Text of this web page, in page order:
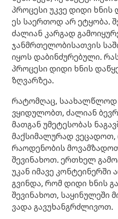
პროცესი უკვე დიდი ხნის
ეს საერთოდ არ ეტყობა.
ძალიან კარგად
ჯანმრთელობისათვის
იყოს დაბინძურებული.
პროცესი დიდი ხნის
ზღვარზეა.
რატომღაც, საახალწლოდ
ვყიდულობთ, ძალიან
მათგან უმეტესობას
მაქსიმალურად ვეცადოთ,
რაოდენობის
შევინახოთ. ერთხელ
უკან იმავე
გვინდა, რომ დიდი ხნის
შევინახოთ, საყინულეში
ვადა გავუხანგრძლივოთ.